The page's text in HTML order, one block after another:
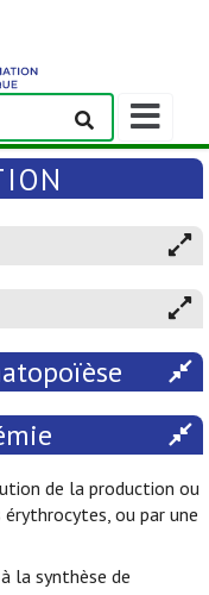
Afficher/
la
barre
navigation
de la production ou
ou par une
la synthèse de